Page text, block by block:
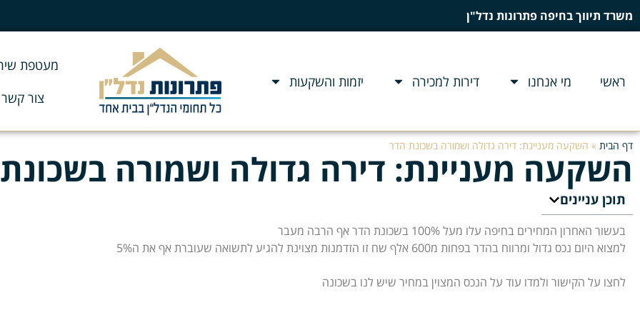
משרד תיווך בחיפה פתרונות נדל"ן
ראשי מי אנחנו דירות למכירה יזמות והשקעות
מעטפת
צור קשר
דף הבית » השקעה מעניינת: דירה גדולה ושמורה בשכונת הדר
השקעה מעניינת: דירה גדולה ושמורה
תוכן עניינים
בעשור האחרון המחירים בחיפה עלו מעל 100% בשכונת הדר אף הרבה מעבר
למצוא היום נכס גדול ומרווח בהדר בפחות מ600 אלף שח זו הזדמנות מצוינת להגיע לתשואה שעוברת אף את ה5%
לחצו על הקישור ולמדו עוד על הנכס המצוין במחיר שיש לנו בשכונה